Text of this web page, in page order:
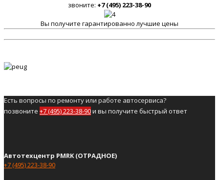
звоните: +7 (495) 223-38-90
Вы получите гарантированно лучшие цены
Есть вопросы по ремонту или работе автосервиса?
позвоните +7 (495) 223-38-90и вы получите быстрый ответ
Автотехцентр PMRK (ОТРАДНОЕ)
+7 (495) 223-38-90